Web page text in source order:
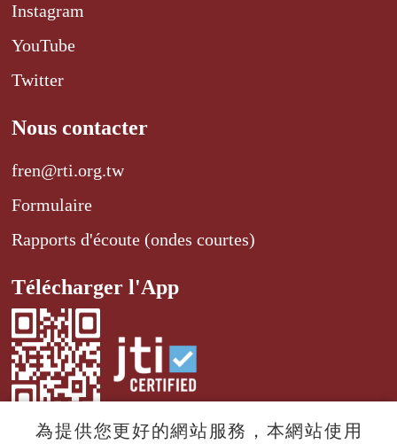
Instagram
YouTube
Twitter
Nous contacter
fren@rti.org.tw
Formulaire
Rapports d'écoute (ondes courtes)
Télécharger l'App
為提供您更好的網站服務，本網站使用